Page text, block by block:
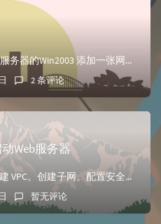
搭建VPN环境网络拓扑作为VPN服务器的Win2003 添加一张网卡用于连接内部权限子网的端口配置VPN服务器选择路由和远程访问选择配置VPN服务器选择外...
2 条评论
动Web服务器
构建 VPC 并启动 Web 服务器创建 VPC。创建子网。配置安全组。在 VPC 中启动 EC2 实例创建VPC进入AWS管理控制台中，创建VPC，包括...
暂无评论